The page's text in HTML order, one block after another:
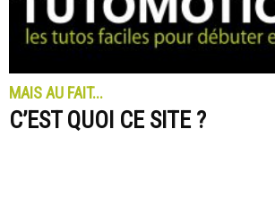
MAIS AU FAIT...
C’EST QUOI CE SITE ?